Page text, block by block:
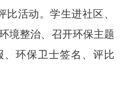
活动。学生进社区、
境整治、召开环保主题
环保卫士签名、评比